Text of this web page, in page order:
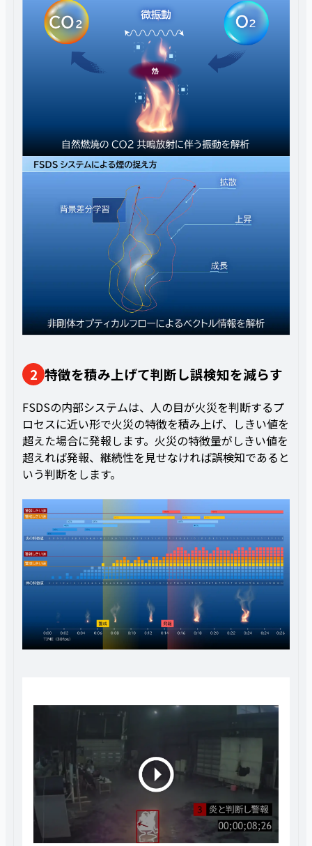
2 特徴を積み上げて判断し誤検知を減らす
FSDSの内部システムは、人の目が火災を判断するプ
ロセスに近い形で火災の特徴を積み上げ、しきい値を
超えた場合に発報します。火災の特徴量がしきい値を
超えれば発報、継続性を見せなければ誤検知であると
いう判断をします。